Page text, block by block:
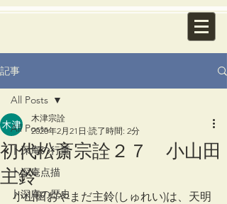
記事
All Posts
卜深庵の行事
卜深庵点描
卜深庵の歴史
All Posts
初代松斎宗詮２７ 小山田
主鈴
木津宗詮
2020年2月21日 読了時間: 2分
小山田おやまだ主鈴(しゅれい)は、天明